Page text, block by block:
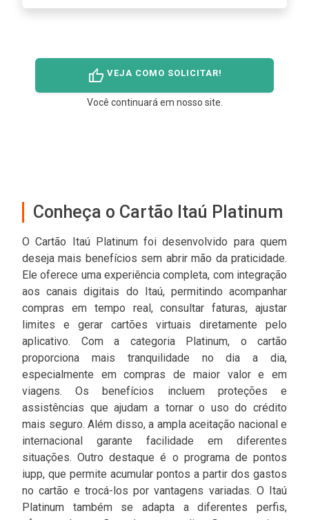
thumb_up VEJA COMO SOLICITAR!
Você continuará em nosso site.
Conheça o Cartão Itaú Platinum
O Cartão Itaú Platinum foi desenvolvido para quem
deseja mais benefícios sem abrir mão da praticidade.
Ele oferece uma experiência completa, com integração
aos canais digitais do Itaú, permitindo acompanhar
compras em tempo real, consultar faturas, ajustar
limites e gerar cartões virtuais diretamente pelo
aplicativo. Com a categoria Platinum, o cartão
proporciona mais tranquilidade no dia a dia,
especialmente em compras de maior valor e em
viagens. Os benefícios incluem proteções e
assistências que ajudam a tornar o uso do crédito
mais seguro. Além disso, a ampla aceitação nacional e
internacional garante facilidade em diferentes
situações. Outro destaque é o programa de pontos
iupp, que permite acumular pontos a partir dos gastos
no cartão e trocá-los por vantagens variadas. O Itaú
Platinum também se adapta a diferentes perfis,